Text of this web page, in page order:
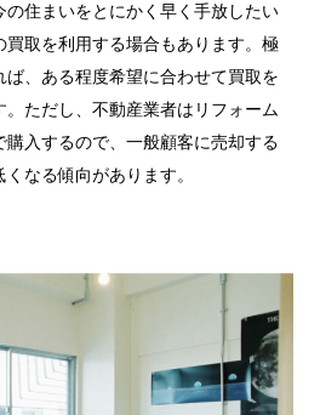
の住まいをとにかく早く手放したい
買取を利用する場合もあります。極
、ある程度希望に合わせて買取を
。ただし、不動産業者はリフォーム
入するので、一般顧客に売却する
なる傾向があります。